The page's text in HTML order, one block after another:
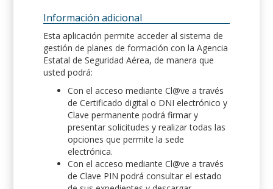
Información adicional
Esta aplicación permite acceder al sistema de
gestión de planes de formación con la Agencia
Estatal de Seguridad Aérea, de manera que
usted podrá:
Con el acceso mediante Cl@ve a través
de Certificado digital o DNI electrónico y
Clave permanente podrá firmar y
presentar solicitudes y realizar todas las
opciones que permite la sede
electrónica.
Con el acceso mediante Cl@ve a través
de Clave PIN podrá consultar el estado